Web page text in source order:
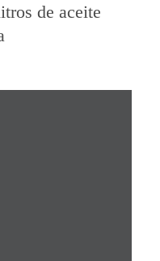
de aceite